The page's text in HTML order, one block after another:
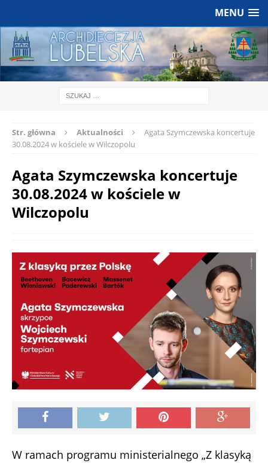
MENU
Str. główna Aktualności
Agata Szymczewska koncertuje
30.08.2024 w kościele w Wilczopolu
Agata Szymczewska koncertuje
30.08.2024 w kościele w
Wilczopolu
W ramach programu ministerialnego „Z klasyką